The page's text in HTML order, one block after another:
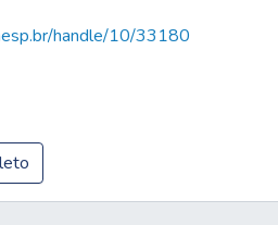
handle/10/33180